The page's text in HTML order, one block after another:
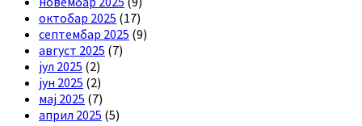
октобар 2025 (17)
септембар 2025 (9)
август 2025 (7)
јул 2025 (2)
јун 2025 (2)
мај 2025 (7)
април 2025 (5)